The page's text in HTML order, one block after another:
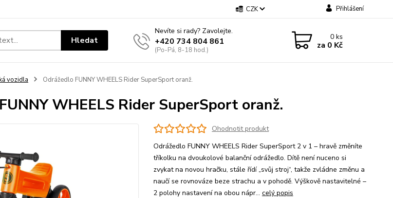
CZK Přihlášení
Hledat
Nevíte si rady? Zavolejte.
+420 734 804 861
(Po-Pá, 8-18 hod.)
0ks
za 0 Kč
vozidla Odrážedlo FUNNY WHEELS Rider SuperSport oranž.
WHEELS Rider SuperSport oranž.
Ohodnotit produkt
Odrážedlo FUNNY WHEELS Rider SuperSport 2 v 1 – hravě změníte
tříkolku na dvoukolové balanční odrážedlo. Dítě není nuceno si
zvykat na novou hračku, stále řídí „svůj stroj“, takže zvládne změnu a
naučí se rovnováze beze strachu a v pohodě. Výškově nastavitelné –
2 polohy nastavení na obou nápr... celý popis